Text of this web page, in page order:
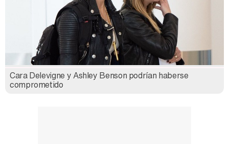
Cara Delevigne y Ashley Benson podrían haberse
comprometido